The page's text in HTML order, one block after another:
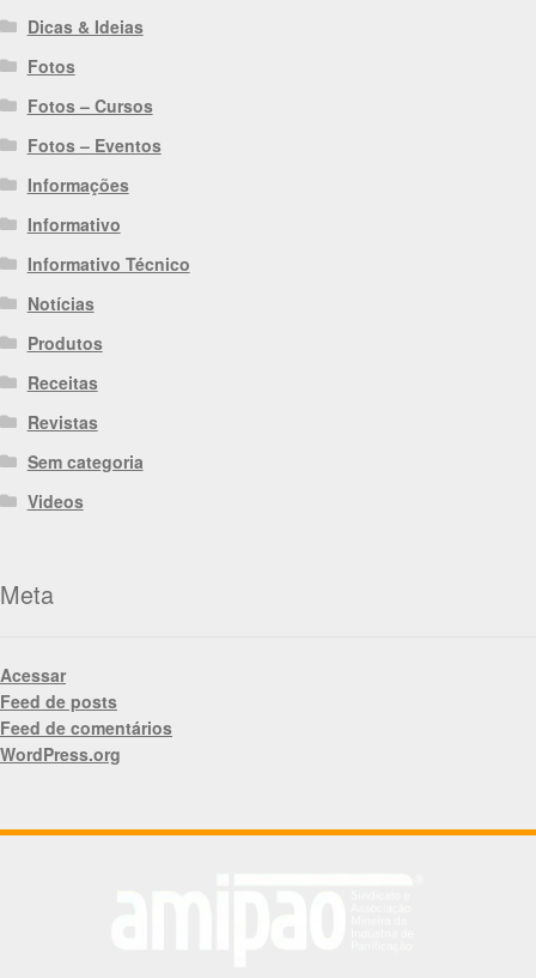
Dicas & Ideias
Fotos
Fotos – Cursos
Fotos – Eventos
Informações
Informativo
Informativo Técnico
Notícias
Produtos
Receitas
Revistas
Sem categoria
Videos
Meta
Acessar
Feed de posts
Feed de comentários
WordPress.org